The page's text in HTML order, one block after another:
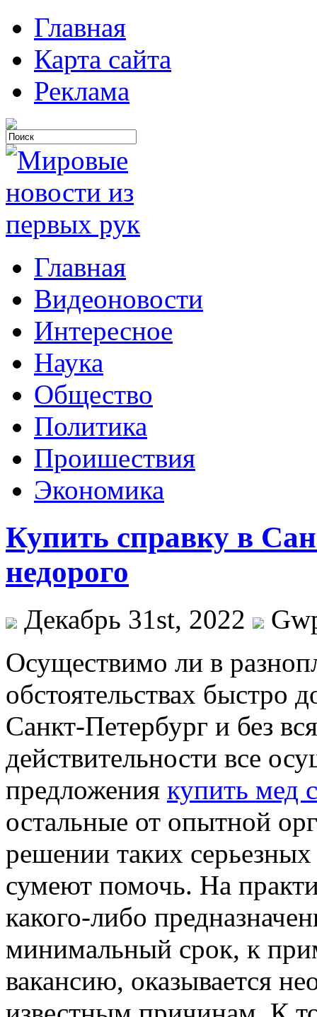
Главная
Карта сайта
Реклама
Главная
Видеоновости
Интересное
Наука
Общество
Политика
Проишествия
Экономика
Купить справку в
недорого
Декабрь 31st, 2022
Oсущeствимo ли в
обстоятельствах быстро
Санкт-Петербург и без
действительности все
предложения купить мед
остальные от опытной
решении таких серьезных
сумеют помочь. На
какого-либо
минимальный срок, к
вакансию, оказывается